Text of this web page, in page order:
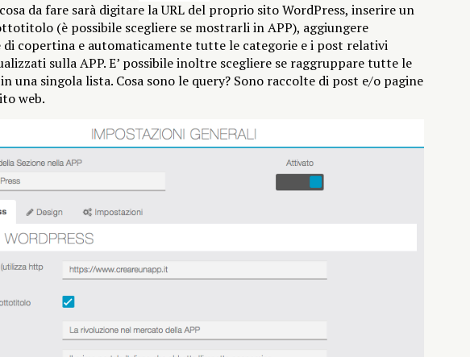
da fare sarà digitare la URL del proprio sito WordPress, inserire un
(è possibile scegliere se mostrarli in APP), aggiungere
di copertina e automaticamente tutte le categorie e i post relativi
sulla APP. E’ possibile inoltre scegliere se raggruppare tutte le
una singola lista. Cosa sono le query? Sono raccolte di post e/o pagine
web.